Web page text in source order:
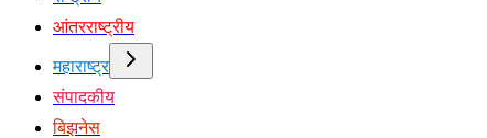
आंतरराष्ट्रीय
महाराष्ट्र
संपादकीय
बिझनेस